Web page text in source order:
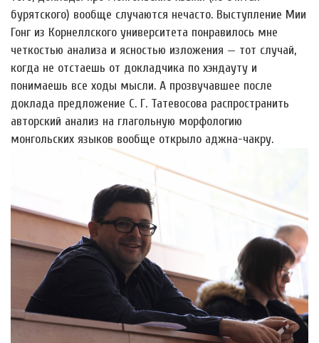
бурятского) вообще случаются нечасто. Выступление Мии
Гонг из Корнеллского университета понравилось мне
четкостью анализа и ясностью изложения — тот случай,
когда не отстаешь от докладчика по хэндауту и
понимаешь все ходы мысли. А прозвучавшее после
доклада предложение С. Г. Татевосова распространить
авторский анализ на глагольную морфологию
монгольских языков вообще открыло аджна-чакру.